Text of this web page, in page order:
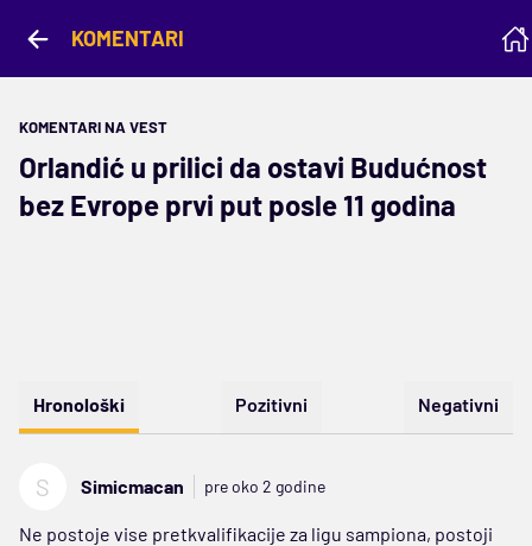
KOMENTARI
KOMENTARI NA VEST
Orlandić u prilici da ostavi Budućnost
bez Evrope prvi put posle 11 godina
Hronološki Pozitivni Negativni
S Simicmacan pre oko 2 godine
Ne postoje vise pretkvalifikacije za ligu sampiona, postoji